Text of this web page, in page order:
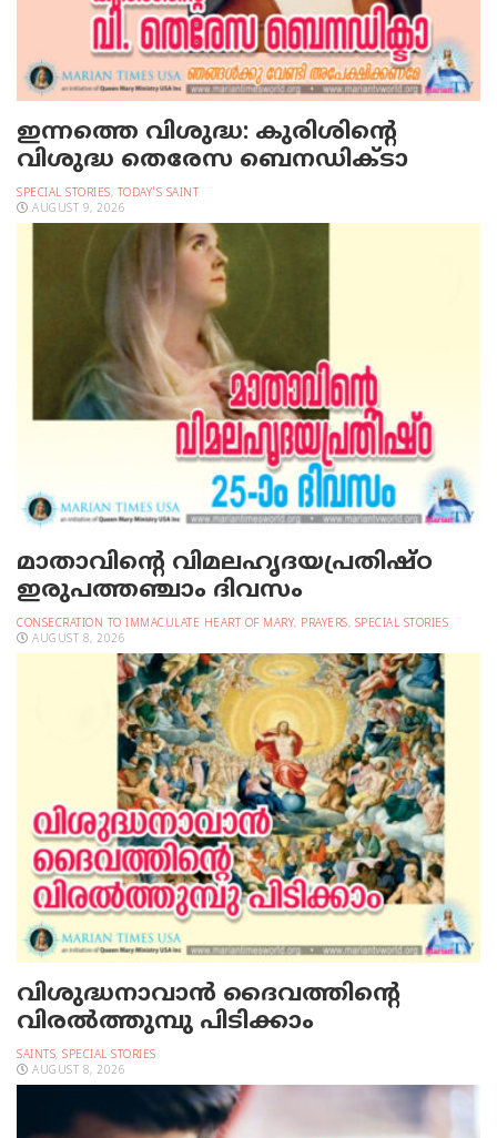
ഇന്നത്തെ വിശുദ്ധ: കുരിശിന്റെ
വിശുദ്ധ തെരേസ ബെനഡിക്ടാ
SPECIAL STORIES, TODAY'S SAINT
AUGUST 9, 2026
മാതാവിന്റെ വിമലഹൃദയപ്രതിഷ്ഠ
ഇരുപത്തഞ്ചാം ദിവസം
CONSECRATION TO IMMACULATE HEART OF MARY, PRAYERS, SPECIAL STORIES
AUGUST 8, 2026
വിശുദ്ധനാവാന്‍ ദൈവത്തിന്റെ
വിരല്‍ത്തുമ്പു പിടിക്കാം
SAINTS, SPECIAL STORIES
AUGUST 8, 2026